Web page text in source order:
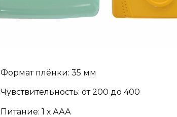
Формат плёнки: 35 мм
Чувствительность: от 200 до 400
Питание: 1 х ААА